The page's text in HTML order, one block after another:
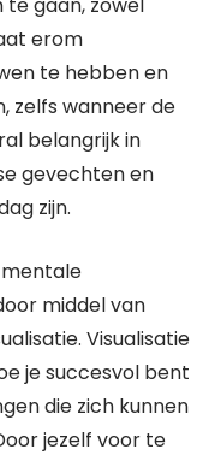
erom
te hebben en
zelfs wanneer de
belangrijk in
gevechten en
zijn.
middel van
Visualisatie
je succesvol bent
die zich kunnen
jezelf voor te